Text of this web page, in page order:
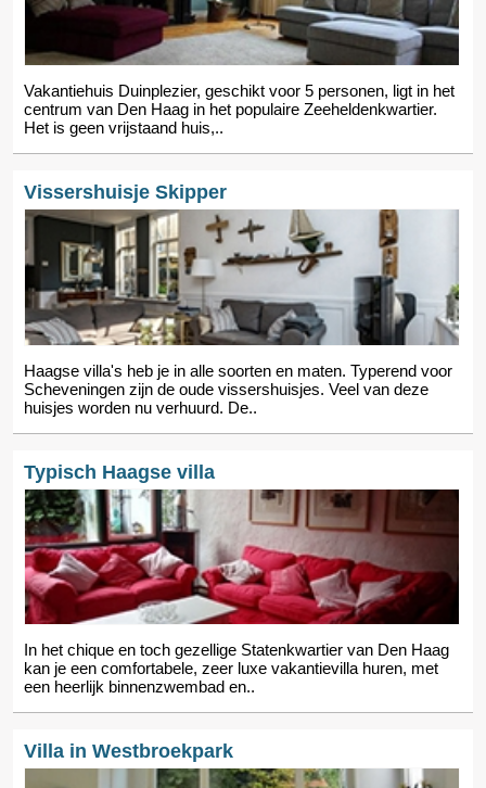
Vakantiehuis Duinplezier, geschikt voor 5 personen, ligt in het
centrum van Den Haag in het populaire Zeeheldenkwartier.
Het is geen vrijstaand huis,..
Vissershuisje Skipper
Haagse villa's heb je in alle soorten en maten. Typerend voor
Scheveningen zijn de oude vissershuisjes. Veel van deze
huisjes worden nu verhuurd. De..
Typisch Haagse villa
In het chique en toch gezellige Statenkwartier van Den Haag
kan je een comfortabele, zeer luxe vakantievilla huren, met
een heerlijk binnenzwembad en..
Villa in Westbroekpark